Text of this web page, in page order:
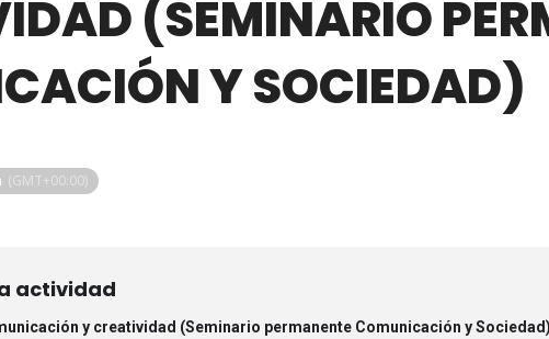
(SEMINARIO
Y SOCIEDAD)
(GMT+00:00)
actividad
y creatividad (Seminario permanente Comunicación y Sociedad)